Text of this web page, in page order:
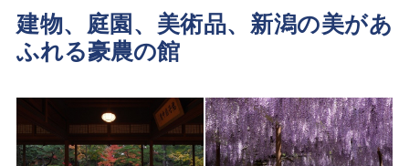
建物、庭園、美術品、新潟の美があ
ふれる豪農の館